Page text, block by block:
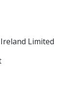
Limited